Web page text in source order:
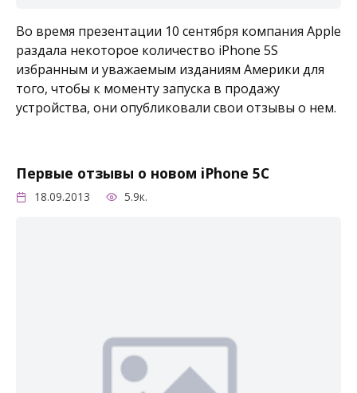
Во время презентации 10 сентября компания Apple
раздала некоторое количество iPhone 5S
избранным и уважаемым изданиям Америки для
того, чтобы к моменту запуска в продажу
устройства, они опубликовали свои отзывы о нем.
Первые отзывы о новом iPhone 5C
18.09.2013 5.9к.